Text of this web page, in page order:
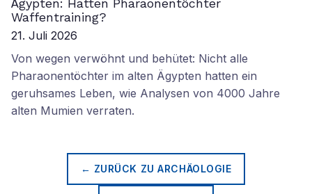
Ägypten: Hatten Pharaonentöchter
Waffentraining?
21. Juli 2026
Von wegen verwöhnt und behütet: Nicht alle
Pharaonentöchter im alten Ägypten hatten ein
geruhsames Leben, wie Analysen von 4000 Jahre
alten Mumien verraten.
← ZURÜCK ZUARCHÄOLOGIE